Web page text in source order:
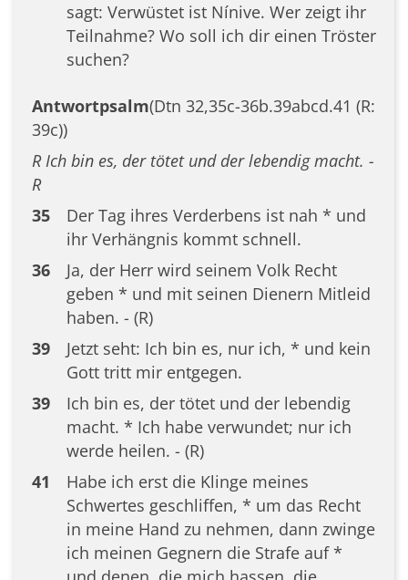
sagt: Verwüstet ist Nínive. Wer zeigt ihr
Teilnahme? Wo soll ich dir einen Tröster
suchen?
Antwortpsalm(Dtn 32,35c-36b.39abcd.41 (R:
39c))
R Ich bin es, der tötet und der lebendig macht. -
R
35
Der Tag ihres Verderbens ist nah * und
ihr Verhängnis kommt schnell.
36
Ja, der Herr wird seinem Volk Recht
geben * und mit seinen Dienern Mitleid
haben. - (R)
39
Jetzt seht: Ich bin es, nur ich, * und kein
Gott tritt mir entgegen.
39
Ich bin es, der tötet und der lebendig
macht. * Ich habe verwundet; nur ich
werde heilen. - (R)
41
Habe ich erst die Klinge meines
Schwertes geschliffen, * um das Recht
in meine Hand zu nehmen, dann zwinge
ich meinen Gegnern die Strafe auf *